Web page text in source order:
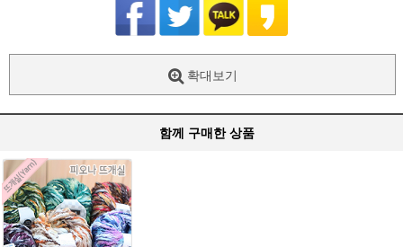
확대보기
함께 구매한 상품